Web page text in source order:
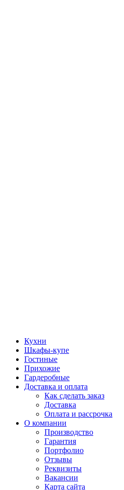
Кухни
Шкафы-купе
Гостиные
Прихожие
Гардеробные
Доставка и оплата
Как сделать заказ
Доставка
Оплата и рассрочка
О компании
Производство
Гарантия
Портфолио
Отзывы
Реквизиты
Вакансии
Карта сайта